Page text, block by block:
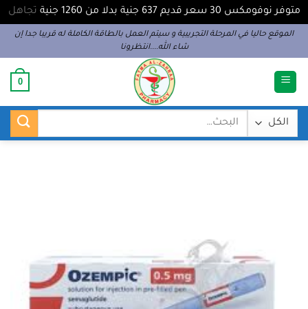
متوفر نوفومكس 30 سعر قديم 637 جنية بدلا من 1260 جنية
تجاهل
تخطيالموقع حاليا في المرحلة التجريبية و سيتم العمل بالطاقة الكاملة له قريبا جدا إن
شاء الله....انتظرونا
0
البحث